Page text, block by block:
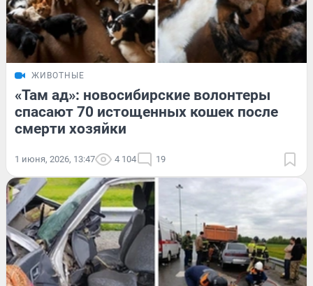
ЖИВОТНЫЕ
«Там ад»: новосибирские волонтеры
спасают 70 истощенных кошек после
смерти хозяйки
1 июня, 2026, 13:47 4 104 19